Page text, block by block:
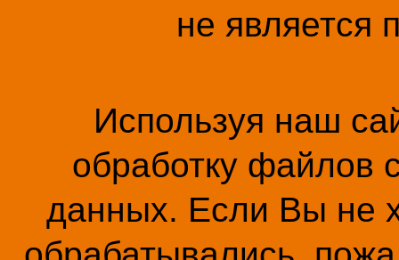
не является
Используя наш
обработку файлов
данных. Если Вы не